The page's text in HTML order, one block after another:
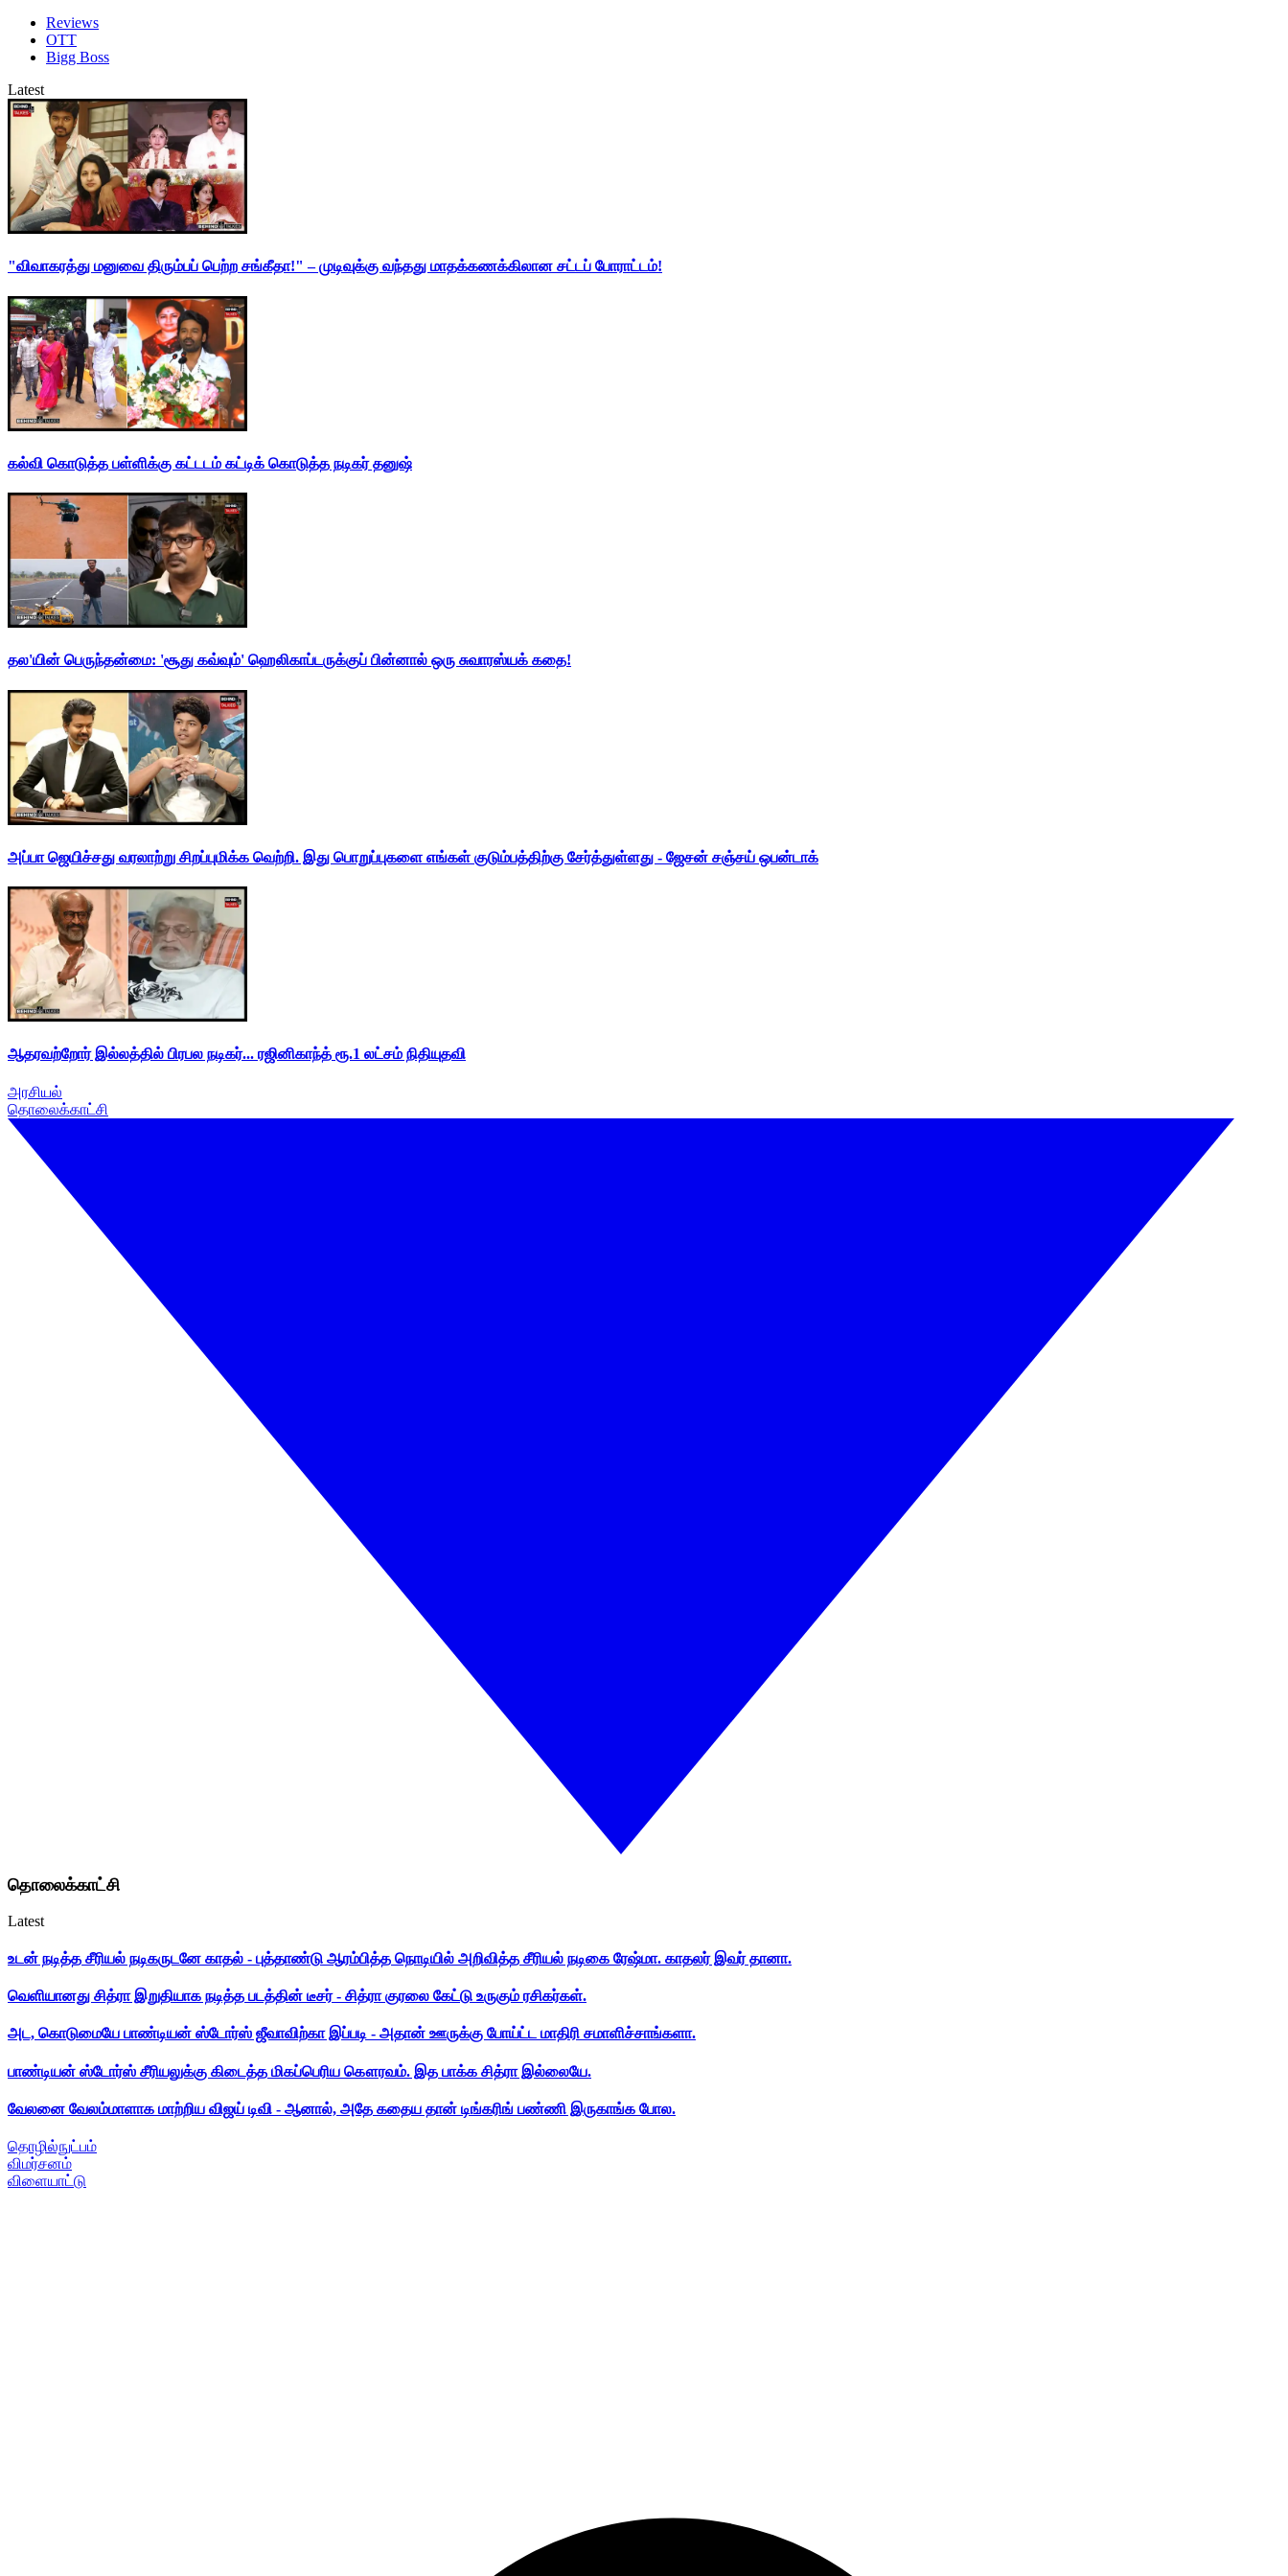
Reviews
OTT
Bigg Boss
Latest
"விவாகரத்து மனுவை திரும்பப் பெற்ற சங்கீதா!" – முடிவுக்கு வந்தது மாதக்கணக்கிலான சட்டப் போராட்டம்!
கல்வி கொடுத்த பள்ளிக்கு கட்டடம் கட்டிக் கொடுத்த நடிகர் தனுஷ்
தல'யின் பெருந்தன்மை: 'சூது கவ்வும்' ஹெலிகாப்டருக்குப் பின்னால் ஒரு சுவாரஸ்யக் கதை!
அப்பா ஜெயிச்சது வரலாற்று சிறப்புமிக்க வெற்றி. இது பொறுப்புகளை எங்கள் குடும்பத்திற்கு சேர்த்துள்ளது - ஜேசன் சஞ்சய் ஒபன்டாக்
ஆதரவற்றோர் இல்லத்தில் பிரபல நடிகர்... ரஜினிகாந்த் ரூ.1 லட்சம் நிதியுதவி
அரசியல்
தொலைக்காட்சி
தொலைக்காட்சி
Latest
உடன் நடித்த சீரியல் நடிகருடனே காதல் - புத்தாண்டு ஆரம்பித்த நொடியில் அறிவித்த சீரியல் நடிகை ரேஷ்மா. காதலர் இவர் தானா.
வெளியானது சித்ரா இறுதியாக நடித்த படத்தின் டீசர் - சித்ரா குரலை கேட்டு உருகும் ரசிகர்கள்.
அட, கொடுமையே பாண்டியன் ஸ்டோர்ஸ் ஜீவாவிற்கா இப்படி - அதான் ஊருக்கு போய்ட்ட மாதிரி சமாளிச்சாங்களா.
பாண்டியன் ஸ்டோர்ஸ் சீரியலுக்கு கிடைத்த மிகப்பெரிய கௌரவம். இத பாக்க சித்ரா இல்லையே.
வேலனை வேலம்மாளாக மாற்றிய விஜய் டிவி - ஆனால், அதே கதைய தான் டிங்கரிங் பண்ணி இருகாங்க போல.
தொழில்நுட்பம்
விமர்சனம்
விளையாட்டு